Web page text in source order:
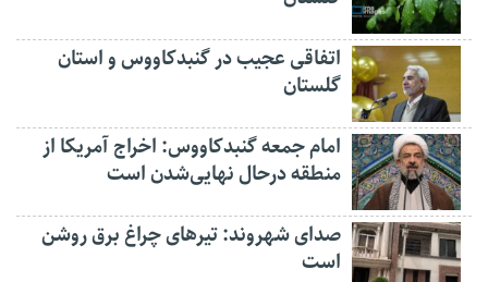
اتفاقی عجیب در‌ گنبدکاووس و استان
گلستان
امام جمعه گنبدکاووس: اخراج آمریکا از
منطقه درحال نهایی‌شدن است
صدای شهروند: تیرهای چراغ برق روشن
است